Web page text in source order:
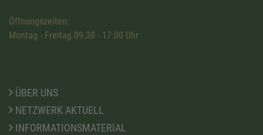
Öffnungszeiten:
Montag - Freitag 09:30 - 17:00 Uhr
ÜBER UNS
NETZWERK AKTUELL
INFORMATIONSMATERIAL